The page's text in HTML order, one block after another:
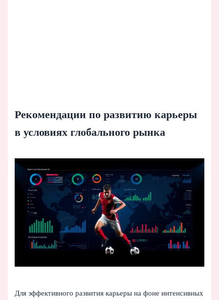
Рекомендации по развитию карьеры
в условиях глобального рынка
Для эффективного развития карьеры на фоне интенсивных